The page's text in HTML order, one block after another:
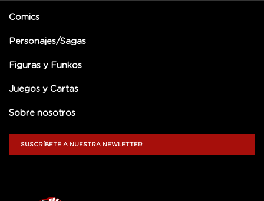
Comics
Personajes/Sagas
Figuras y Funkos
Juegos y Cartas
Sobre nosotros
SUSCRÍBETE A NUESTRA NEWLETTER